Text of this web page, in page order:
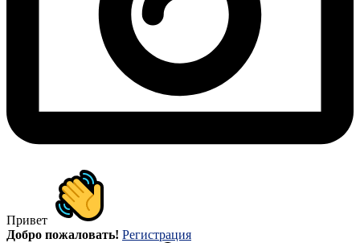
Привет
Добро пожаловать! Регистрация